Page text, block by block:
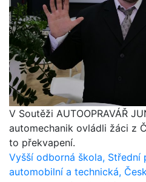
V Soutěži AUTOOPRAVÁŘ
automechanik ovládli žáci z
to překvapení.
Vyšší odborná škola, Střední
automobilní a technická,